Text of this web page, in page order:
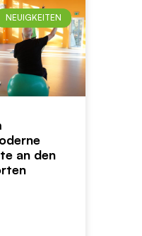
NEUIGKEITEN
an den